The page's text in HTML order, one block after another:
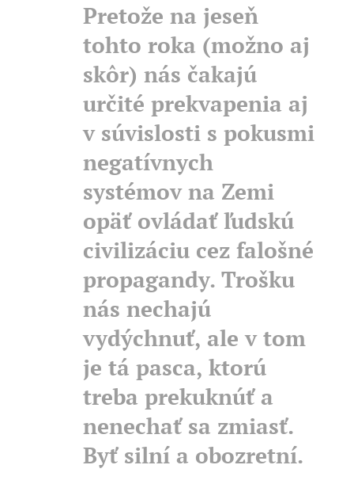
Pretože na jeseň
tohto roka (možno aj
skôr) nás čakajú
určité prekvapenia aj
v súvislosti s pokusmi
negatívnych
systémov na Zemi
opäť ovládať ľudskú
civilizáciu cez falošné
propagandy. Trošku
nás nechajú
vydýchnuť, ale v tom
je tá pasca, ktorú
treba prekuknúť a
nenechať sa zmiasť.
Byť silní a obozretní.